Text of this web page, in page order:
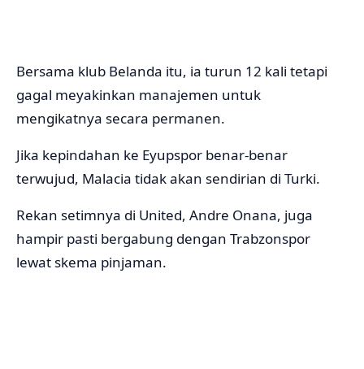
Bersama klub Belanda itu, ia turun 12 kali tetapi
gagal meyakinkan manajemen untuk
mengikatnya secara permanen.
Jika kepindahan ke Eyupspor benar-benar
terwujud, Malacia tidak akan sendirian di Turki.
Rekan setimnya di United, Andre Onana, juga
hampir pasti bergabung dengan Trabzonspor
lewat skema pinjaman.